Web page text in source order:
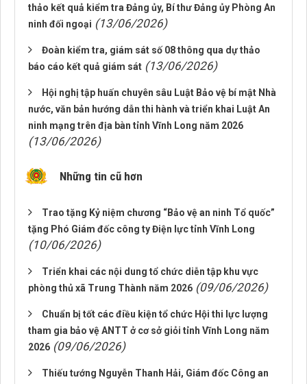
thảo kết quả kiểm tra Đảng ủy, Bí thư Đảng ủy Phòng An
ninh đối ngoại (13/06/2026)
Đoàn kiểm tra, giám sát số 08 thông qua dự thảo
báo cáo kết quả giám sát (13/06/2026)
Hội nghị tập huấn chuyên sâu Luật Bảo vệ bí mật Nhà
nước, văn bản hướng dẫn thi hành và triển khai Luật An
ninh mạng trên địa bàn tỉnh Vĩnh Long năm 2026
(13/06/2026)
Những tin cũ hơn
Trao tặng Kỷ niệm chương “Bảo vệ an ninh Tổ quốc”
tặng Phó Giám đốc công ty Điện lực tỉnh Vĩnh Long
(10/06/2026)
Triển khai các nội dung tổ chức diễn tập khu vực
phòng thủ xã Trung Thành năm 2026 (09/06/2026)
Chuẩn bị tốt các điều kiện tổ chức Hội thi lực lượng
tham gia bảo vệ ANTT ở cơ sở giỏi tỉnh Vĩnh Long năm
2026 (09/06/2026)
Thiếu tướng Nguyễn Thanh Hải, Giám đốc Công an